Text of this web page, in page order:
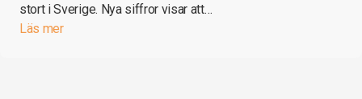
stort i Sverige. Nya siffror visar att…
Läs mer